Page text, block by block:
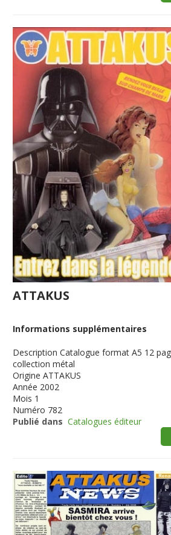
ATTAKUS
Informations supplémentaires
Description Catalogue format A5 12
collection métal
Origine ATTAKUS
Année 2002
Mois 1
Numéro 782
Publié dans Catalogues éditeur